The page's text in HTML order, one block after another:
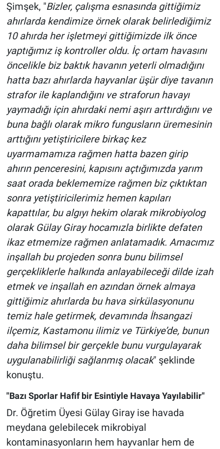
Şimşek, "Bizler, çalışma esnasında gittiğimiz
ahırlarda kendimize örnek olarak belirlediğimiz
10 ahırda her işletmeyi gittiğimizde ilk önce
yaptığımız iş kontroller oldu. İç ortam havasını
öncelikle biz baktık havanın yeterli olmadığını
hatta bazı ahırlarda hayvanlar üşür diye tavanın
strafor ile kaplandığını ve straforun havayı
yaymadığı için ahırdaki nemi aşırı arttırdığını ve
buna bağlı olarak mikro fungusların üremesinin
arttığını yetiştiricilere birkaç kez
uyarmamamıza rağmen hatta bazen girip
ahırın penceresini, kapısını açtığımızda yarım
saat orada beklememize rağmen biz çıktıktan
sonra yetiştiricilerimiz hemen kapıları
kapattılar, bu algıyı hekim olarak mikrobiyolog
olarak Gülay Giray hocamızla birlikte defaten
ikaz etmemize rağmen anlatamadık. Amacımız
inşallah bu projeden sonra bunu bilimsel
gerçekliklerle halkında anlayabileceği dilde izah
etmek ve inşallah en azından örnek almaya
gittiğimiz ahırlarda bu hava sirkülasyonunu
temiz hale getirmek, devamında İhsangazi
ilçemiz, Kastamonu ilimiz ve Türkiye’de, bunun
daha bilimsel bir gerçekle bunu vurgulayarak
uygulanabilirliği sağlanmış olacak" şeklinde
konuştu.
"Bazı Sporlar Hafif bir Esintiyle Havaya Yayılabilir"
Dr. Öğretim Üyesi Gülay Giray ise havada
meydana gelebilecek mikrobiyal
kontaminasyonların hem hayvanlar hem de